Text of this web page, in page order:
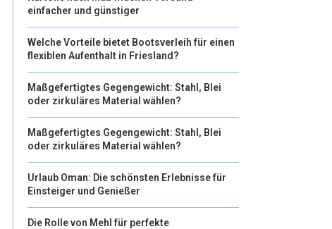
einfacher und günstiger
Welche Vorteile bietet Bootsverleih für einen
flexiblen Aufenthalt in Friesland?
Maßgefertigtes Gegengewicht: Stahl, Blei
oder zirkuläres Material wählen?
Maßgefertigtes Gegengewicht: Stahl, Blei
oder zirkuläres Material wählen?
Urlaub Oman: Die schönsten Erlebnisse für
Einsteiger und Genießer
Die Rolle von Mehl für perfekte